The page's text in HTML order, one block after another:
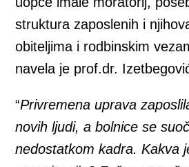
struktura zaposlenih i
obiteljima i rodbinskim
navela je prof.dr.
“Privremena uprava
novih ljudi, a bolnice se
nedostatkom kadra. Kakva